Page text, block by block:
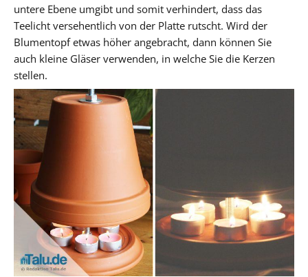
untere Ebene umgibt und somit verhindert, dass das
Teelicht versehentlich von der Platte rutscht. Wird der
Blumentopf etwas höher angebracht, dann können Sie
auch kleine Gläser verwenden, in welche Sie die Kerzen
stellen.